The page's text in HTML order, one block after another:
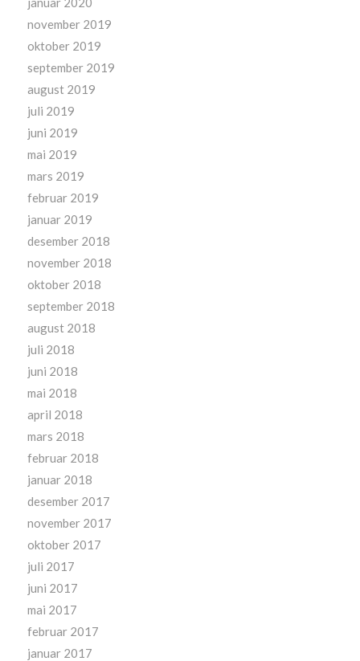
november 2019
oktober 2019
september 2019
august 2019
juli 2019
juni 2019
mai 2019
mars 2019
februar 2019
januar 2019
desember 2018
november 2018
oktober 2018
september 2018
august 2018
juli 2018
juni 2018
mai 2018
april 2018
mars 2018
februar 2018
januar 2018
desember 2017
november 2017
oktober 2017
juli 2017
juni 2017
mai 2017
februar 2017
januar 2017